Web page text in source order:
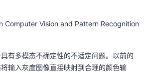
Computer Vision and Pattern Recognition
有多模态不确定性的不适定问题。以前的
输入灰度图像直接映射到合理的颜色输